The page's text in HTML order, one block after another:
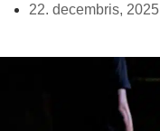
22. decembris, 2025